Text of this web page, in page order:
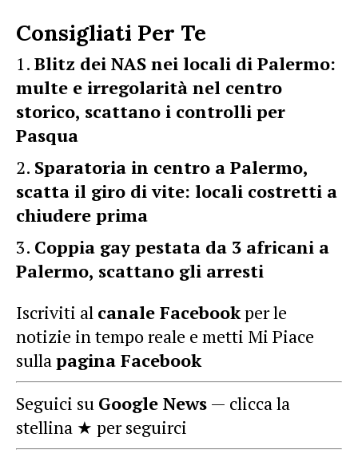
Consigliati Per Te
Blitz dei NAS nei locali di Palermo:
multe e irregolarità nel centro
storico, scattano i controlli per
Pasqua
Sparatoria in centro a Palermo,
scatta il giro di vite: locali costretti a
chiudere prima
Coppia gay pestata da 3 africani a
Palermo, scattano gli arresti
Iscriviti al canale Facebookper le
notizie in tempo reale e metti Mi Piace
sullapagina Facebook
Seguici su Google News — clicca la
stellina ★ per seguirci